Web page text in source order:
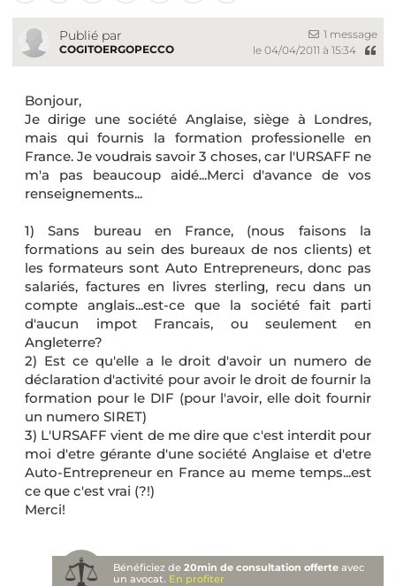
Publié par
COGITOERGOPECCO
1 message
le 04/04/2011 à 15:34
Bonjour,
Je dirige une société Anglaise, siège à Londres,
mais qui fournis la formation professionelle en
France. Je voudrais savoir 3 choses, car l'URSAFF ne
m'a pas beaucoup aidé...Merci d'avance de vos
renseignements...
1) Sans bureau en France, (nous faisons la
formations au sein des bureaux de nos clients) et
les formateurs sont Auto Entrepreneurs, donc pas
salariés, factures en livres sterling, recu dans un
compte anglais...est-ce que la société fait parti
d'aucun impot Francais, ou seulement en
Angleterre?
2) Est ce qu'elle a le droit d'avoir un numero de
déclaration d'activité pour avoir le droit de fournir la
formation pour le DIF (pour l'avoir, elle doit fournir
un numero SIRET)
3) L'URSAFF vient de me dire que c'est interdit pour
moi d'etre gérante d'une société Anglaise et d'etre
Auto-Entrepreneur en France au meme temps...est
ce que c'est vrai (?!)
Merci!
Bénéficiez de20min de consultation offerte avec
un avocat. En profiter